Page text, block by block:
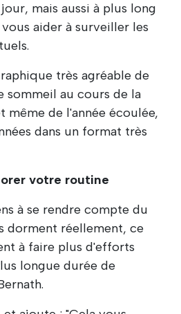
mais aussi à plus long
aider à surveiller les
très agréable de
au cours de la
même de l'année écoulée,
dans un format très
votre routine
à se rendre compte du
dorment réellement, ce
à faire plus d'efforts
longue durée de